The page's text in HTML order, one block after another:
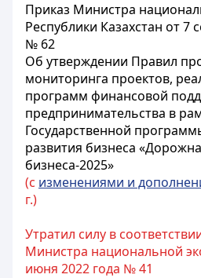
Приказ Министра
Республики Казахстан от 7
№ 62
Об утверждении Правил
мониторинга проектов,
программ финансовой
предпринимательства в
Государственной
развития бизнеса
бизнеса-2025»
(с изменениями и
г.)
Утратил силу в
Министра национальной
июня 2022 года № 41